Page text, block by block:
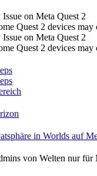
on Meta Quest 2
Quest 2 devices
on Meta Quest 2
Quest 2 devices
in Worlds auf
von Welten nur